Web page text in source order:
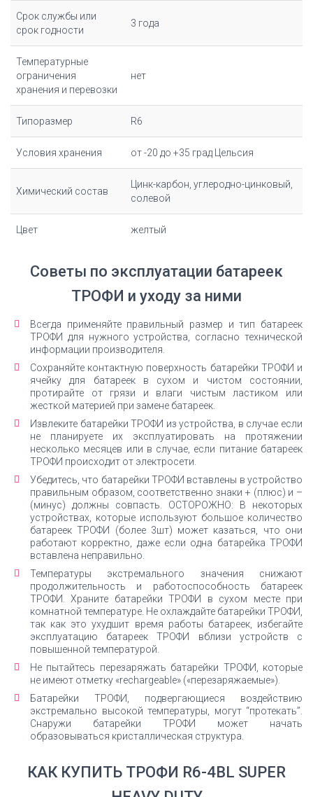
Срок службы или
срок годности
3 года
Температурные
ограничения
хранения и перевозки
нет
Типоразмер R6
Условия хранения от -20 до +35 град Цельсия
Химический состав
Цинк-карбон, углеродно-цинковый,
солевой
Цвет желтый
Советы по эксплуатации батареек
ТРОФИ и уходу за ними
Всегда применяйте правильный размер и тип батареек
ТРОФИ для нужного устройства, согласно технической
информации производителя.
Сохраняйте контактную поверхность батарейки ТРОФИ и
ячейку для батареек в сухом и чистом состоянии,
протирайте от грязи и влаги чистым ластиком или
жесткой материей при замене батареек.
Извлеките батарейки ТРОФИ из устройства, в случае если
не планируете их эксплуатировать на протяжении
несколько месяцев или в случае, если питание батареек
ТРОФИ происходит от электросети.
Убедитесь, что батарейки ТРОФИ вставлены в устройство
правильным образом, соответственно знаки + (плюс) и –
(минус) должны совпасть. ОСТОРОЖНО: В некоторых
устройствах, которые используют большое количество
батареек ТРОФИ (более 3шт) может казаться, что они
работают корректно, даже если одна батарейка ТРОФИ
вставлена неправильно.
Температуры экстремального значения снижают
продолжительность и работоспособность батареек
ТРОФИ. Храните батарейки ТРОФИ в сухом месте при
комнатной температуре. Не охлаждайте батарейки ТРОФИ,
так как это ухудшит время работы батареек, избегайте
эксплуатацию батареек ТРОФИ вблизи устройств с
повышенной температурой.
Не пытайтесь перезаряжать батарейки ТРОФИ, которые
не имеют отметку «rechargeable» («перезаряжаемые»).
Батарейки ТРОФИ, подвергающиеся воздействию
экстремально высокой температуры, могут “протекать”.
Снаружи батарейки ТРОФИ может начать
образовываться кристаллическая структура.
КАК КУПИТЬ ТРОФИ R6-4BL SUPER